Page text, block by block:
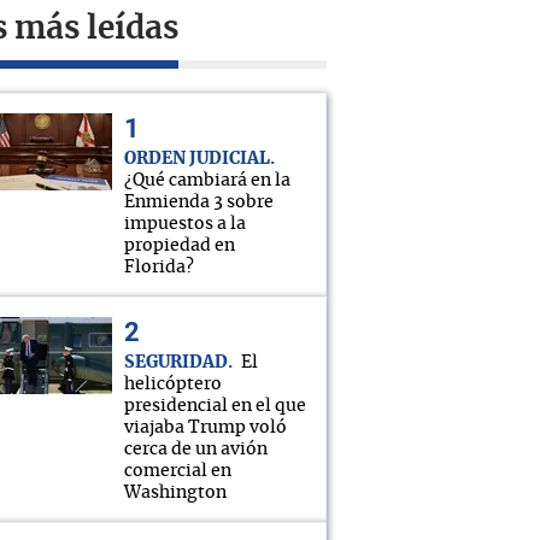
más leídas
ORDEN JUDICIAL
¿Qué cambiará en la
Enmienda 3 sobre
impuestos a la
propiedad en
Florida?
SEGURIDAD
El
helicóptero
presidencial en el que
viajaba Trump voló
cerca de un avión
comercial en
Washington